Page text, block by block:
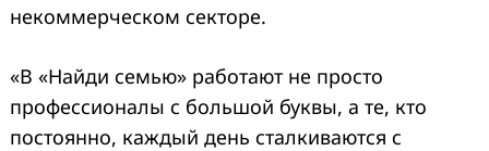
некоммерческом секторе.
«В «Найди семью» работают не просто
профессионалы с большой буквы, а те, кто
постоянно, каждый день сталкиваются с